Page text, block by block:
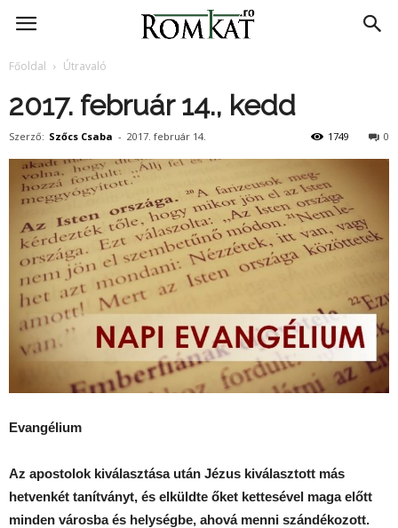
RomKat.ro
Főoldal Útravaló
2017. február 14., kedd
Szerző: Szőcs Csaba - 2017. február 14. 0
1749
Evangélium
Az apostolok kiválasztása után Jézus kiválasztott más
hetvenkét tanítványt, és elküldte őket kettesével maga előtt
minden városba és helységbe, ahová menni szándékozott.